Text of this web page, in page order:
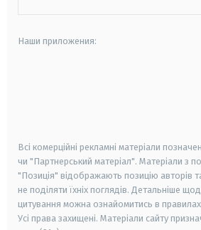
Наши приложения:
Всі комерційні рекламні матеріали
чи "Партнерський матеріал". Матеріали з
"Позиція" відображають позицію авторів
не поділяти їхніх поглядів. Детальніше
цитування можна ознайомитись в
Усі права захищені. Матеріали сайту